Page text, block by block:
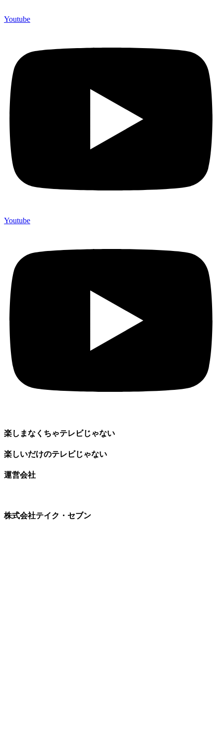
Youtube
Youtube
楽しまなくちゃテレビじゃない
楽しいだけのテレビじゃない
運営会社
株式会社テイク・セブン